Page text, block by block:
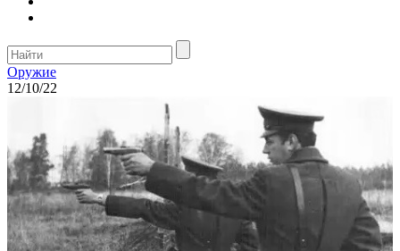
Оружие
12/10/22